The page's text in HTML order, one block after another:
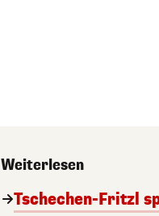
Weiterlesen
Tschechen-Fritzl